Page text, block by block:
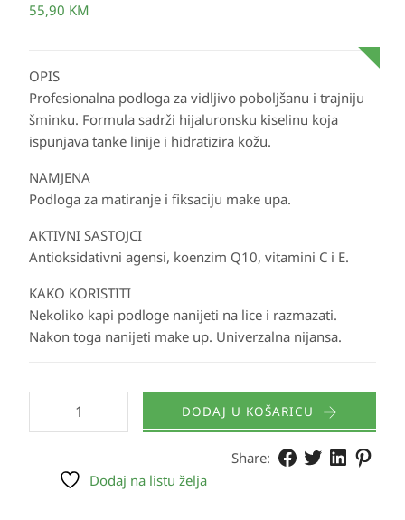
55,90 KM
OPIS
Profesionalna podloga za vidljivo poboljšanu i trajniju
šminku. Formula sadrži hijaluronsku kiselinu koja
ispunjava tanke linije i hidratizira kožu.
NAMJENA
Podloga za matiranje i fiksaciju make upa.
AKTIVNI SASTOJCI
Antioksidativni agensi, koenzim Q10, vitamini C i E.
KAKO KORISTITI
Nekoliko kapi podloge nanijeti na lice i razmazati.
Nakon toga nanijeti make up. Univerzalna nijansa.
DODAJ U KOŠARICU
Share:
Dodaj na listu želja